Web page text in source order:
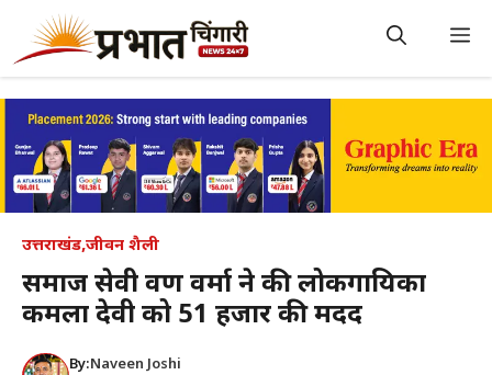
content
उत्तराखंड,जीवन शैली
समाज सेवी श्रवण वर्मा ने की लोकगायिका
कमला देवी को 51 हजार की मदद
By:Naveen Joshi